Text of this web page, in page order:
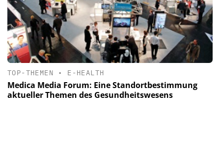
TOP-THEMEN • E-HEALTH
Medica Media Forum: Eine Standortbestimmung
aktueller Themen des Gesundheitswesens